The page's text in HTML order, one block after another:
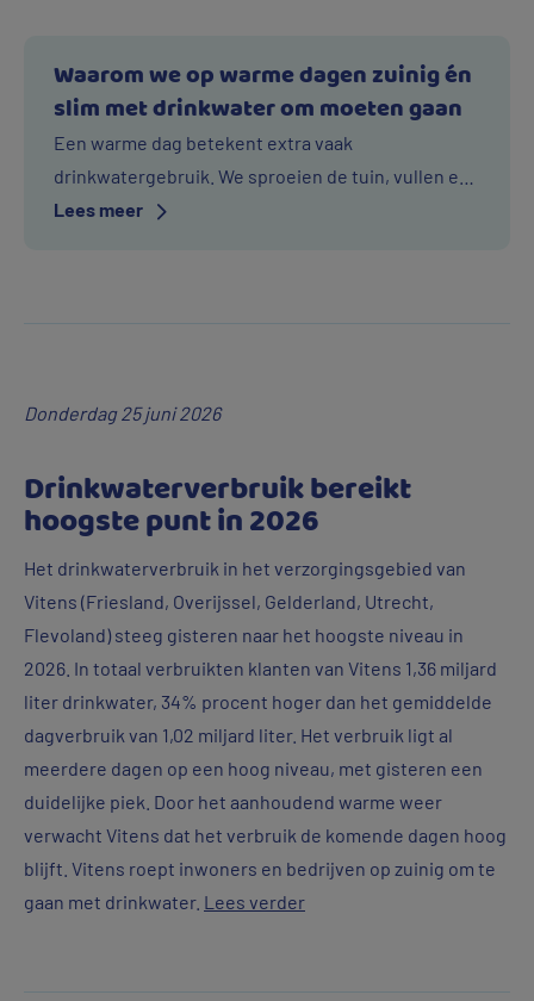
Waarom we op warme dagen zuinig én
slim met drinkwater om moeten gaan
Een warme dag betekent extra vaak
drinkwatergebruik. We sproeien de tuin, vullen een
zwembadje of nemen een lange douche. Daardoor
Lees meer
Over
zuinig
slim
drinkwater
om
moeten
gaan
Donderdag 25 juni 2026
Drinkwaterverbruik bereikt
hoogste punt in 2026
Het drinkwaterverbruik in het verzorgingsgebied van
Vitens (Friesland, Overijssel, Gelderland, Utrecht,
Flevoland) steeg gisteren naar het hoogste niveau in
2026. In totaal verbruikten klanten van Vitens 1,36 miljard
liter drinkwater, 34% procent hoger dan het gemiddelde
dagverbruik van 1,02 miljard liter. Het verbruik ligt al
meerdere dagen op een hoog niveau, met gisteren een
duidelijke piek. Door het aanhoudend warme weer
verwacht Vitens dat het verbruik de komende dagen hoog
blijft. Vitens roept inwoners en bedrijven op zuinig om te
gaan met drinkwater. Lees verder